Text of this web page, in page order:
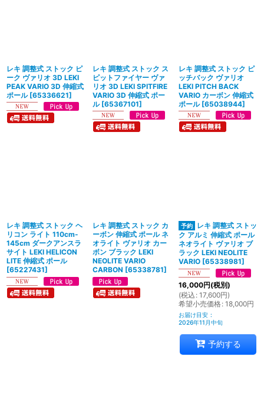
レキ 調整式 ストック ピ
ーク ヴァリオ 3D LEKI
PEAK VARIO 3D 伸縮式
ポール [65336621]
レキ 調整式 ストック ス
ピットファイヤー ヴァ
リオ 3D LEKI SPITFIRE
VARIO 3D 伸縮式 ポー
ル [65367101]
レキ 調整式 ストック ピ
ッチバック ヴァリオ
LEKI PITCH BACK
VARIO カーボン 伸縮式
ポール [65038944]
レキ 調整式 ストック ヘ
リコン ライト 110cm-
145cm ダークアンスラ
サイト LEKI HELICON
LITE 伸縮式 ポール
[65227431]
レキ 調整式 ストック カ
ーボン 伸縮式 ポール ネ
オライト ヴァリオ カー
ボン ブラック LEKI
NEOLITE VARIO
CARBON [65338781]
レキ 調整式 ストッ
ク アルミ 伸縮式 ポール
ネオライト ヴァリオ ブ
ラック LEKI NEOLITE
VARIO [65338981]
16,000円(税別)
(税込 : 17,600円)
希望小売価格: 18,000円
お届け目安 :
2026年11月中旬
予約する